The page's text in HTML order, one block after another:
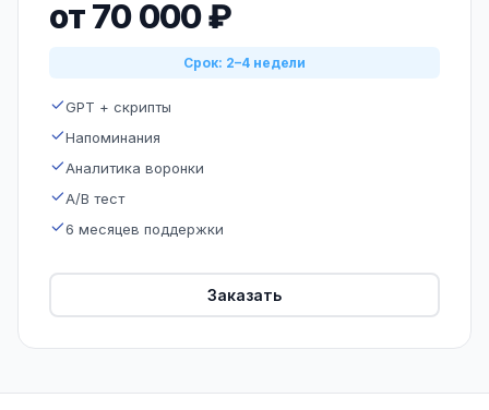
от 70 000 ₽
Срок: 2–4 недели
GPT + скрипты
Напоминания
Аналитика воронки
A/B тест
6 месяцев поддержки
Заказать